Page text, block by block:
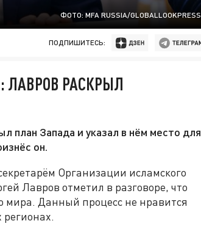
ФОТО: MFA RUSSIA/GLOBALLOOKPRESS
ПОДПИШИТЕСЬ:
ЛАВРОВ РАСКРЫЛ
план Запада и указал в нём место для
он.
Организации исламского
Лавров отметил в разговоре, что
мира. Данный процесс не нравится